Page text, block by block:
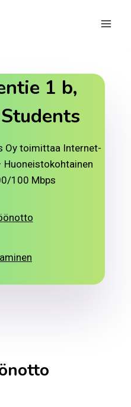
1 b,
Oy toimittaa Internet-
Huoneistokohtainen
100 Mbps